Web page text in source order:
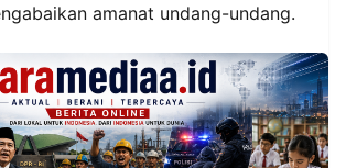
amanat undang-undang.